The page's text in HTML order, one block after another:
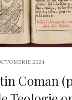
2024
Coman